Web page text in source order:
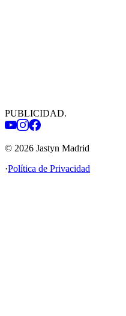
PUBLICIDAD.
© 2026 Jastyn Madrid
·Política de Privacidad